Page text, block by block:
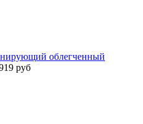
облегченный
руб